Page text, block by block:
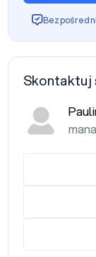
Skontaktuj